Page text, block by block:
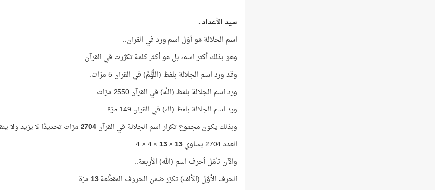
سيد الأعداد..
اسم الجلالة هو أوّل اسم ورد في القرآن..
وهو بذلك أكثر اسم، بل هو أكثر كلمة تكرّرت في القرآن..
وقد ورد اسم الجلالة بلفظ (اللَّهُمَّ) في القرآن 5 مرّات.
ورد اسم الجلالة بلفظ (اللَّه) في القرآن 2550 مرّات.
ورد اسم الجلالة بلفظ (لله) في القرآن 149 مرّة.
وبذلك يكون مجموع تكرار اسم الجلالة في القرآن2704مرّات تحديدًا لا يزيد ولا
العدد 2704 يساوي
13
×
13
× 4 × 4
والآن تأمّل أحرف اسم (الله) الأربعة..
الحرف الأوّل (الألف) تكرّر ضمن الحروف المقطَّعة13مرّة.